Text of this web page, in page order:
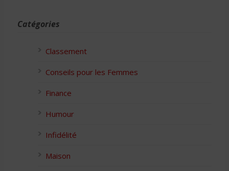
Catégories
Classement
Conseils pour les Femmes
Finance
Humour
Infidélité
Maison